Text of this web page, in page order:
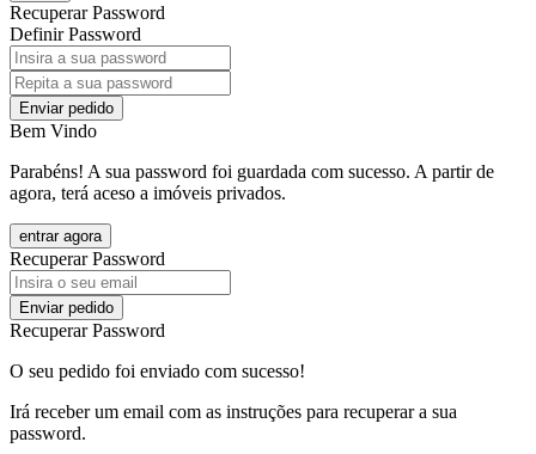
Recuperar Password
Definir Password
Enviar pedido
Bem Vindo
Parabéns! A sua password foi guardada com sucesso. A partir de
agora, terá aceso a imóveis privados.
entrar agora
Recuperar Password
Enviar pedido
Recuperar Password
O seu pedido foi enviado com sucesso!
Irá receber um email com as instruções para recuperar a sua
password.